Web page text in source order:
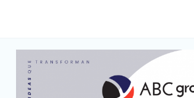
4,6 millones de personas viajaron por el país,
interanual